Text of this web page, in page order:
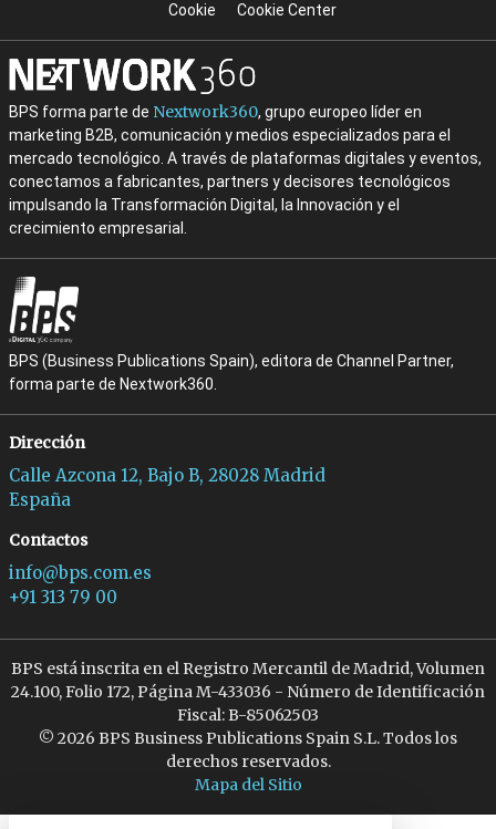
Cookie
Cookie Center
BPS forma parte de Nextwork360, grupo europeo líder en
marketing B2B, comunicación y medios especializados para el
mercado tecnológico. A través de plataformas digitales y eventos,
conectamos a fabricantes, partners y decisores tecnológicos
impulsando la Transformación Digital, la Innovación y el
crecimiento empresarial.
BPS (Business Publications Spain), editora de Channel Partner,
forma parte de Nextwork360.
Dirección
Calle Azcona 12, Bajo B, 28028 Madrid
España
Contactos
info@bps.com.es
+91 313 79 00
BPS está inscrita en el Registro Mercantil de Madrid, Volumen
24.100, Folio 172, Página M-433036 - Número de Identificación
Fiscal: B-85062503
© 2026 BPS Business Publications Spain S.L. Todos los
derechos reservados.
Mapa del Sitio